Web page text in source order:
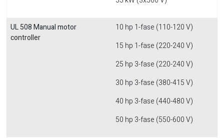
UL 508 Manual motor
controller
10 hp 1-fase (110-120 V)
15 hp 1-fase (220-240 V)
25 hp 3-fase (220-240 V)
30 hp 3-fase (380-415 V)
40 hp 3-fase (440-480 V)
50 hp 3-fase (550-600 V)